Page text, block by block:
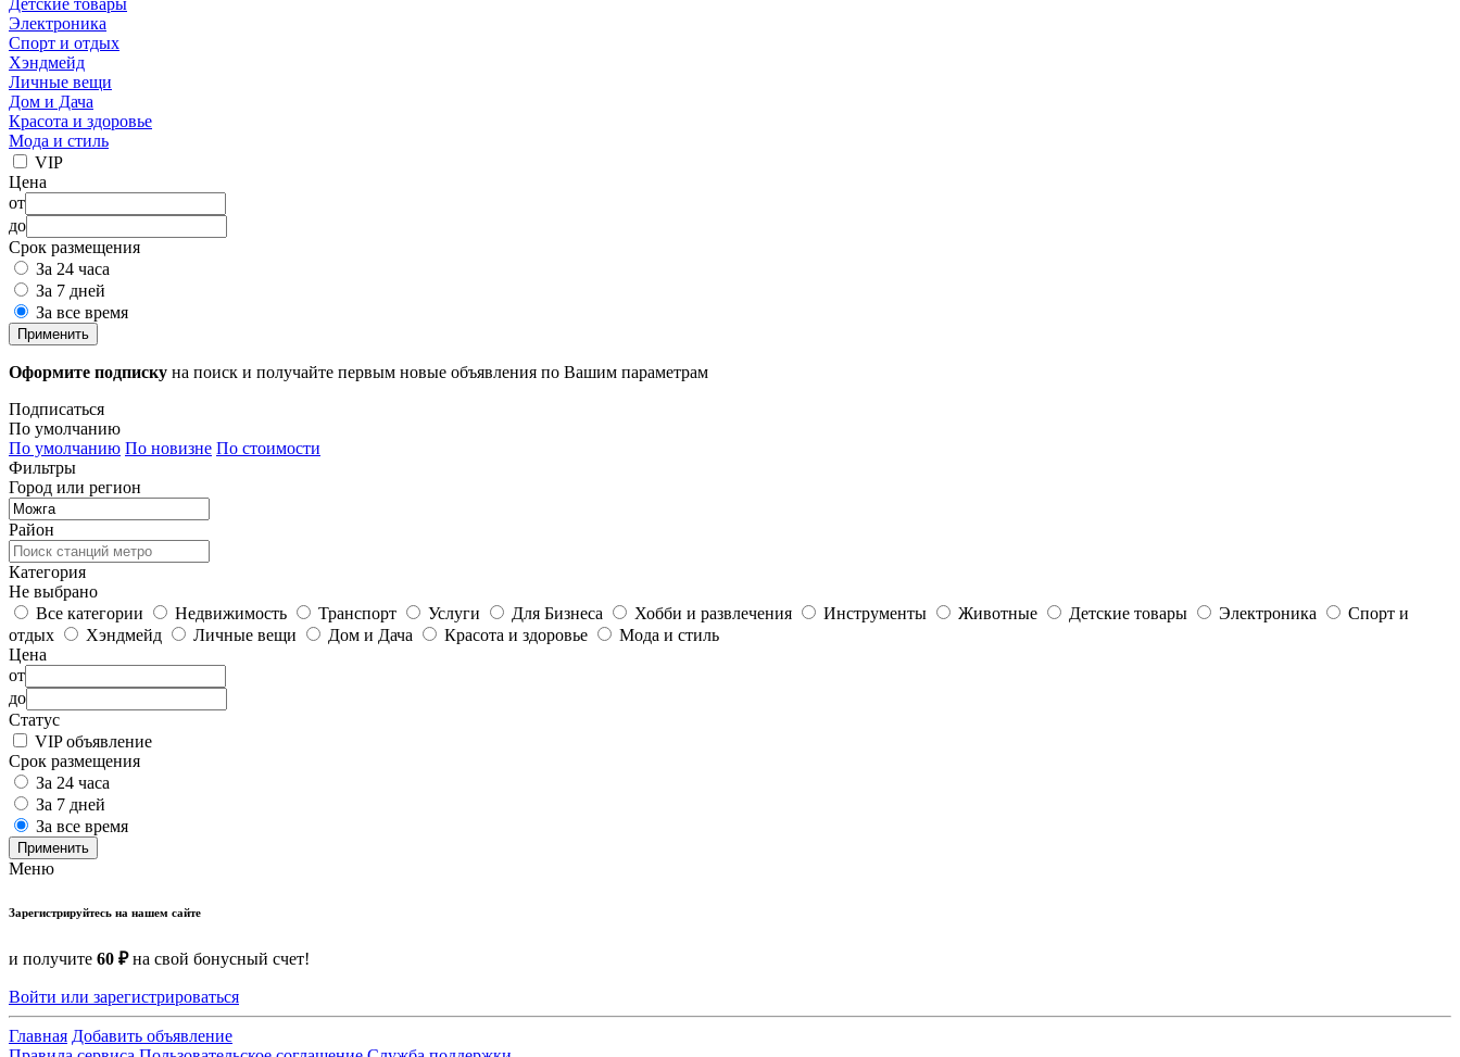
Электроника
Спорт и отдых
Хэндмейд
Личные вещи
Дом и Дача
Красота и здоровье
Мода и стиль
VIP
Цена
от
до
Срок размещения
За 24 часа
За 7 дней
За все время
Применить
Оформите подписку на поиск и получайте первым новые объявления по Вашим параметрам
Подписаться
По умолчанию
По умолчанию По новизне По стоимости
Фильтры
Город или регион
Район
Категория
Не выбрано
Все категории
Недвижимость Транспорт Услуги Для Бизнеса Хобби и развлечения Инструменты Животные Детские товары Электроника
Спорт и
отдых
Хэндмейд Личные вещи Дом и Дача Красота и здоровье
Мода и стиль
Цена
от
до
Статус
VIP объявление
Срок размещения
За 24 часа
За 7 дней
За все время
Применить
Меню
Зарегистрируйтесь на нашем сайте
и получите 60 ₽на свой бонусный счет!
Войти или зарегистрироваться
Главная Добавить объявление